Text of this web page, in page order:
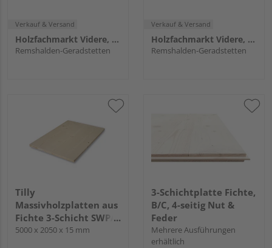
Verkauf & Versand
Holzfachmarkt Videre, Remshalden
Remshalden-Geradstetten
Verkauf & Versand
Holzfachmarkt Videre, Remshalden
Remshalden-Geradstetten
Tilly
Massivholzplatten aus
Fichte 3-Schicht SWP/2
S B/C+
5000 x 2050 x 15 mm
3-Schichtplatte Fichte,
B/C, 4-seitig Nut &
Feder
Mehrere Ausführungen
erhältlich